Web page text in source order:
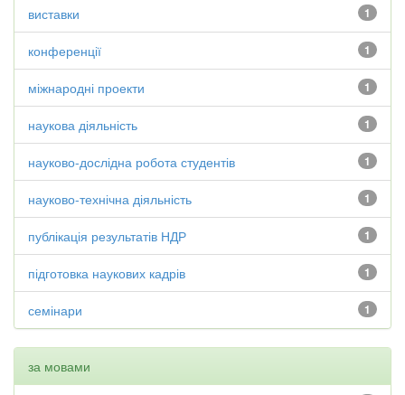
1
виставки
1
конференції
1
міжнародні проекти
1
наукова діяльність
1
науково-дослідна робота студентів
1
науково-технічна діяльність
1
публікація результатів НДР
1
підготовка наукових кадрів
1
семінари
за мовами